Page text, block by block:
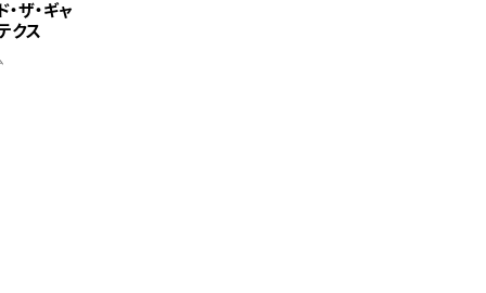
ザ・ギャ
クス